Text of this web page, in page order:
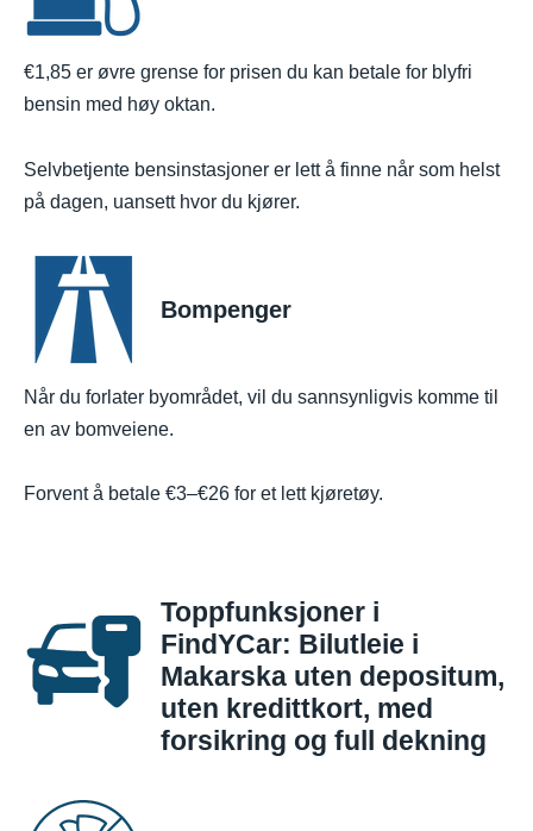
€1,85 er øvre grense for prisen du kan betale for blyfri
bensin med høy oktan.
Selvbetjente bensinstasjoner er lett å finne når som helst
på dagen, uansett hvor du kjører.
Bompenger
Når du forlater byområdet, vil du sannsynligvis komme til
en av bomveiene.
Forvent å betale €3–€26 for et lett kjøretøy.
Toppfunksjoner i
FindYCar: Bilutleie i
Makarska uten depositum,
uten kredittkort, med
forsikring og full dekning